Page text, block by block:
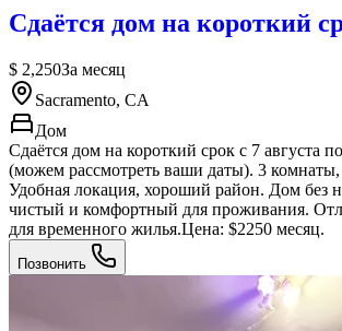
Сдаётся дом на короткий
$ 2,250За месяц
Sacramento, CA
Дом
Сдаётся дом на короткий срок с 7 августа
(можем рассмотреть ваши даты). 3 комнаты,
Удобная локация, хороший район. Дом без
чистый и комфортный для проживания.
для временного жилья.Цена: $2250 месяц.
Позвонить